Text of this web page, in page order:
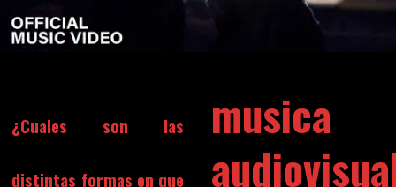
¿Cuales son las
distintas formas en que
musica